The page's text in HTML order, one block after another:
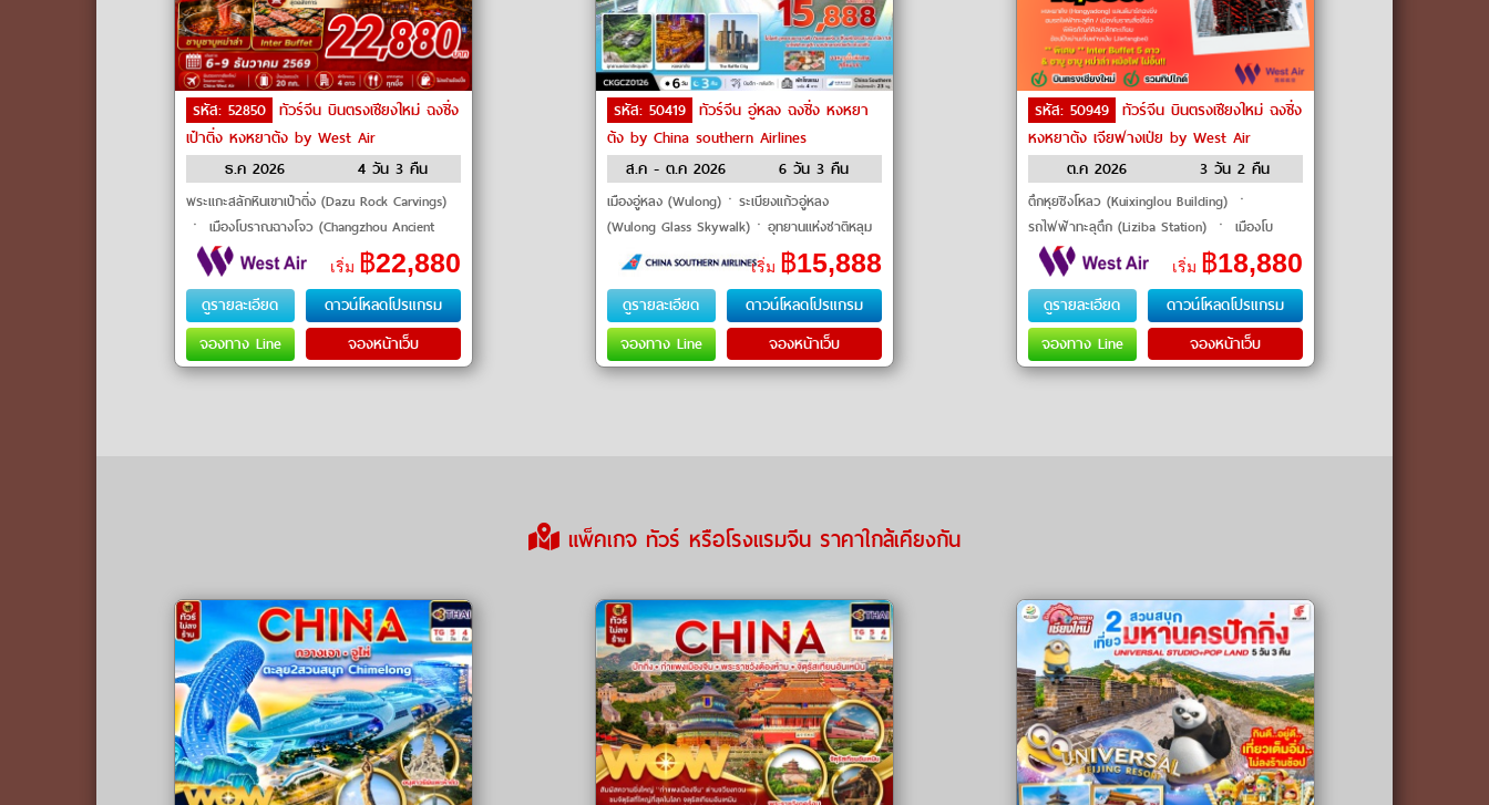
รหัส: 52850 ทัวร์จีน บินตรงเชียงใหม่ ฉงชิ่ง
เป๋าติ่ง หงหยาต้ง by West Air
ธ.ค 2026
4 วัน 3 คืน
พระแกะสลักหินเขาเป๋าติ่ง (Dazu Rock Carvings)
ㆍ เมืองโบราณฉางโจว (Changzhou Ancient
City) ㆍ ฉือปาที (Shibati) ㆍ เมืองโบราณสื่อชี่
โขว่ (Ciqikou Ancient Town) �
เริ่ม ฿22,880
ดูรายละเอียด
ดาวน์โหลดโปรแกรม
จองทาง Line
จองหน้าเว็บ
รหัส: 50419 ทัวร์จีน อู่หลง ฉงชิ่ง หงหยา
ต้ง by China southern Airlines
ส.ค - ต.ค 2026
6 วัน 3 คืน
เมืองอู่หลง (Wulong)ㆍระเบียงแก้วอู่หลง
(Wulong Glass Skywalk)ㆍอุทยานแห่งชาติหลุม
ฟ้า 3 สะพานสวรรค์ (Three Natural Bridges
National Park)ㆍอุทยานนางฟ้า (
เริ่ม ฿15,888
ดูรายละเอียด
ดาวน์โหลดโปรแกรม
จองทาง Line
จองหน้าเว็บ
รหัส: 50949 ทัวร์จีน บินตรงเชียงใหม่ ฉงชิ่ง
หงหยาต้ง เจียฟางเป่ย by West Air
ต.ค 2026
3 วัน 2 คืน
ตึกหุยซิงโหลว (Kuixinglou Building) ㆍ
รถไฟฟ้าทะลุตึก (Liziba Station) ㆍ เมืองโบ
ราณสือชี่โข่ว (Ciqikou Ancient Town) ㆍ หงหยา
ต้ง (Hongyadong) ㆍ ถนนคนเดินเจีย�
เริ่ม ฿18,880
ดูรายละเอียด
ดาวน์โหลดโปรแกรม
จองทาง Line
จองหน้าเว็บ
แพ็คเกจ ทัวร์ หรือโรงแรมจีน ราคาใกล้เคียงกัน